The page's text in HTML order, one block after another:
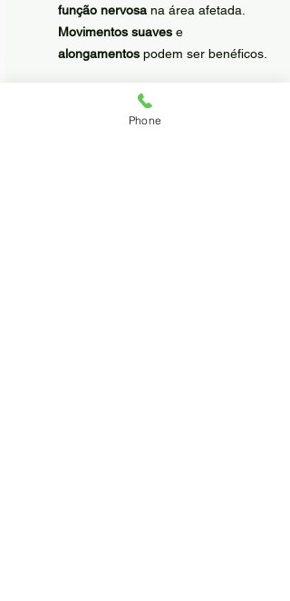
função nervosa na área afetada.
Movimentos suaves e
alongamentos podem ser benéficos.
5. Cuidados com a alimentação
em nutrientes essenciais
Phone